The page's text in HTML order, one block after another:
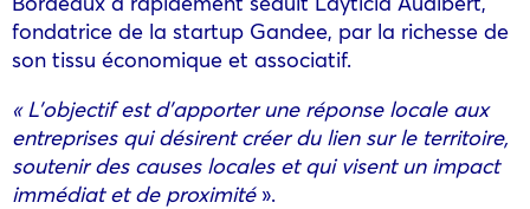
fondatrice de la startup Gandee, par la richesse de
son tissu économique et associatif.
« L’objectif est d’apporter une réponse locale aux
entreprises qui désirent créer du lien sur le territoire,
soutenir des causes locales et qui visent un impact
immédiat et de proximité».